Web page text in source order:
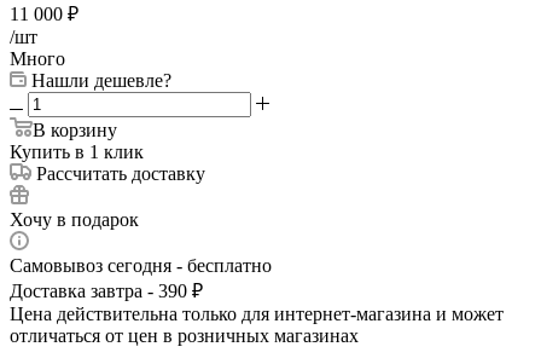
11 000 ₽
/шт
Много
Нашли дешевле?
В корзину
Купить в 1 клик
Рассчитать доставку
Хочу в подарок
Самовывоз сегодня - бесплатно
Доставка завтра - 390 ₽
Цена действительна только для интернет-магазина и может
отличаться от цен в розничных магазинах